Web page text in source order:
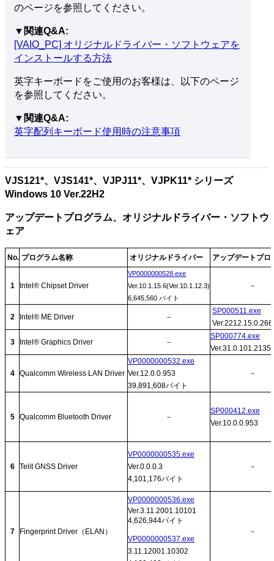
のページを参照してください。
▼関連Q&A:
[VAIO_PC] オリジナルドライバー・ソフトウェアを
インストールする方法
英字キーボードをご使用のお客様は、以下のページ
を参照してください。
▼関連Q&A:
英字配列キーボード使用時の注意事項
VJS121*、VJS141*、VJPJ11*、VJPK11* シリーズ
Windows 10 Ver.22H2
アップデートプログラム、オリジナルドライバー・ソフトウ
ェア
No. プログラム名称 オリジナルドライバー アップデートプ
1 Intel® Chipset Driver
VP0000000528.exe
Ver.10.1.15.6(Ver.10.1.12.3)
6,645,560 バイト
－
2 Intel® ME Driver －
SP000511.exe
3 Intel® Graphics Driver －
SP000774.exe
Ver.31.0.101.2135
4 Qualcomm Wireless LAN Driver
VP0000000532.exe
Ver.12.0.0.953
39,891,608バイト
－
5 Qualcomm Bluetooth Driver －
SP000412.exe
Ver.10.0.0.953
6 Telit GNSS Driver
VP0000000535.exe
Ver.0.0.0.3
4,101,176バイト
－
7 Fingerprint Driver（ELAN）
VP0000000536.exe
Ver.3.11.2001.10101
4,626,944バイト
VP0000000537.exe
3.11.12001.10302
－